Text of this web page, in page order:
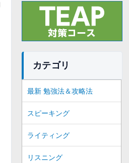
カテゴリ
最新 勉強法＆攻略法
スピーキング
ライティング
リスニング